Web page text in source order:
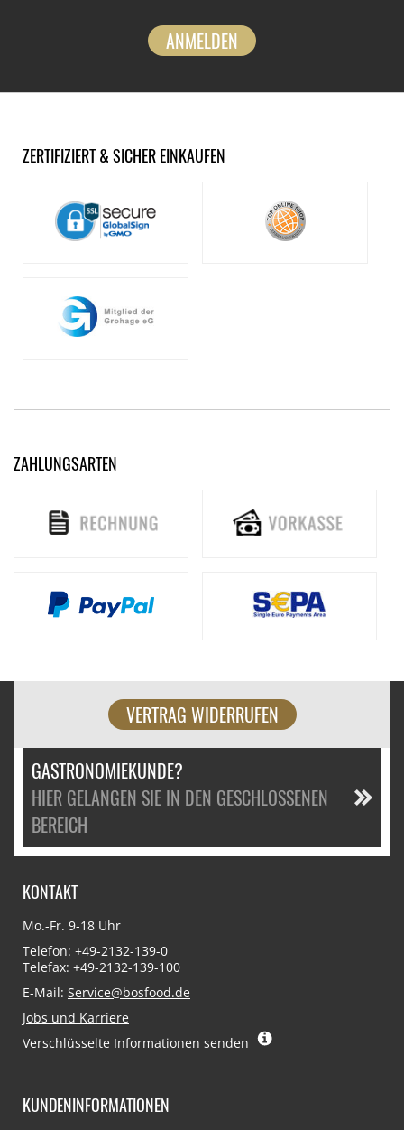
ANMELDEN
ZERTIFIZIERT & SICHER EINKAUFEN
ZAHLUNGSARTEN
VERTRAG WIDERRUFEN
GASTRONOMIEKUNDE?
HIER GELANGEN SIE IN DEN GESCHLOSSENEN
BEREICH
KONTAKT
Mo.-Fr. 9-18 Uhr
Telefon: +49-2132-139-0
Telefax: +49-2132-139-100
E-Mail: Service@bosfood.de
Jobs und Karriere
Verschlüsselte Informationen senden
KUNDENINFORMATIONEN